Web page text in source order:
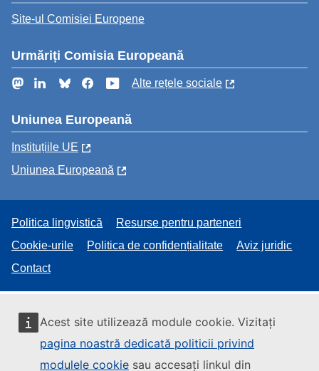
Acest site utilizează module cookie. Vizitați
pagina noastră dedicată politicii privind
modulele cookie sau accesați linkul din
Site-ul Comisiei Europene
Urmăriți Comisia Europeană
MastodonLinkedInBlueskyFacebookYouTube
Alte rețele sociale
Uniunea Europeană
Instituțiile UE
Uniunea Europeană
Politica lingvistică
Resurse pentru parteneri
Cookie-urile
Politica de confidențialitate
Aviz juridic
Contact